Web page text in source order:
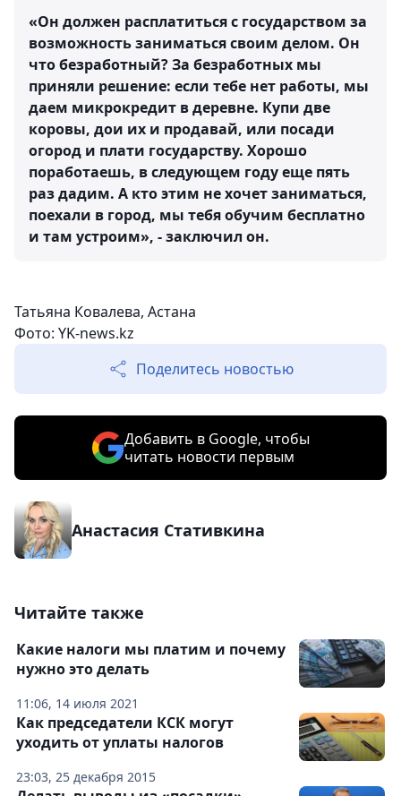
«Он должен расплатиться с государством за
возможность заниматься своим делом. Он
что безработный? За безработных мы
приняли решение: если тебе нет работы, мы
даем микрокредит в деревне. Купи две
коровы, дои их и продавай, или посади
огород и плати государству. Хорошо
поработаешь, в следующем году еще пять
раз дадим. А кто этим не хочет заниматься,
поехали в город, мы тебя обучим бесплатно
и там устроим», - заключил он.
Татьяна Ковалева, Астана
Фото: YK-news.kz
Поделитесь новостью
Добавить в Google, чтобы
читать новости первым
Анастасия Стативкина
Читайте также
11:06, 14 июля 2021
Какие налоги мы платим и почему
нужно это делать
23:03, 25 декабря 2015
Как председатели КСК могут
уходить от уплаты налогов